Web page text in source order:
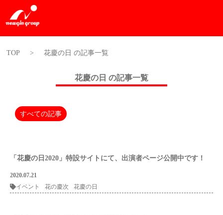
TOP > 花慶の日 の記事一覧
花慶の日 の記事一覧
すべての記事
「花慶の日2020」特設サイトにて、出演者ページ公開中です！
2020.07.21
イベント
花の慶次 花慶の日